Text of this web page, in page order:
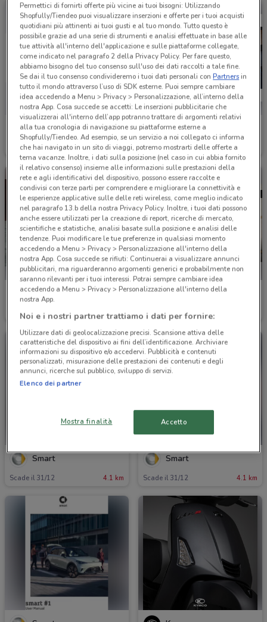
Renault
2.8 km
Peugeot
3.6 km
Volkswagen
3.7 km
Mercedes
Smart
Scade il 31/12 4.1 km
Smart
Scade il 31/12 4.1 km
Permettici di fornirti offerte più vicine ai tuoi bisogni: Utilizzando
Shopfully/Tiendeo puoi visualizzare inserzioni e offerte per i tuoi acquisti
quotidiani più attinenti ai tuoi gusti e al tuo mondo. Tutto questo è
possibile grazie ad una serie di strumenti e analisi effettuate in base alle
tue attività all'interno dell'applicazione e sulle piattaforme collegate,
come indicato nel paragrafo 2 della Privacy Policy. Per fare questo,
abbiamo bisogno del tuo consenso sull'uso dei dati raccolti a tale fine.
Se dai il tuo consenso condivideremo i tuoi dati personali conPartnersin
tutto il mondo attraverso l’uso di SDK esterne. Puoi sempre cambiare
idea accedendo a Menu > Privacy > Personalizzazione, all’interno della
nostra App. Cosa succede se accetti: Le inserzioni pubblicitarie che
visualizzerai all'interno dell’app potranno trattare di argomenti relativi
alla tua cronologia di navigazione su piattaforme esterne a
Shopfully/Tiendeo. Ad esempio, se un servizio a noi collegato ci informa
che hai navigato in un sito di viaggi, potremo mostrarti delle offerte a
tema vacanze. Inoltre, i dati sulla posizione (nel caso in cui abbia fornito
il relativo consenso) insieme alle informazioni sulle prestazioni della
rete e agli identificativi del dispositivo, possono essere raccolte e
condivisi con terze parti per comprendere e migliorare la connettività e
le esperienze applicative sulle delle reti wireless, come meglio indicato
nel paragrafo 13.b della nostra Privacy Policy. Inoltre, i tuoi dati possono
anche essere utilizzati per la creazione di report, ricerche di mercato,
scientifiche e statistiche, analisi basate sulla posizione e analisi delle
tendenze. Puoi modificare le tue preferenze in qualsiasi momento
accedendo a Menu > Privacy > Personalizzazione all'interno della
nostra App. Cosa succede se rifiuti: Continuerai a visualizzare annunci
pubblicitari, ma riguarderanno argomenti generici e probabilmente non
saranno rilevanti per i tuoi interessi. Potrai sempre cambiare idea
accedendo a Menu > Privacy > Personalizzazione all'interno della
nostra App.
Noi e i nostri partner trattiamo i dati per fornire:
Utilizzare dati di geolocalizzazione precisi. Scansione attiva delle
caratteristiche del dispositivo ai fini dell’identificazione. Archiviare
informazioni su dispositivo e/o accedervi. Pubblicità e contenuti
personalizzati, misurazione delle prestazioni dei contenuti e degli
annunci, ricerche sul pubblico, sviluppo di servizi.
Elenco dei partner
Mostra finalità Accetto